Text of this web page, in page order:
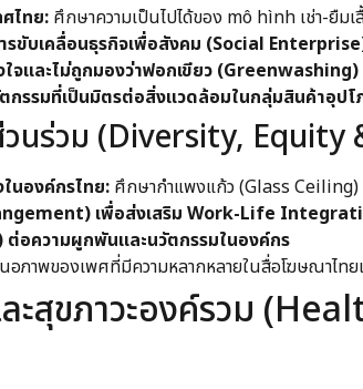
ไทย: ศึกษาความเป็นไปได้ของ mô hình เช่า-ยืม
บเคลื่อนธุรกิจเพื่อสังคม (Social
จและไม่ถูกมองว่าฟอกเขียว (Greenwashing)
รรมที่เป็นมิตรต่อสิ่งแวดล้อมในกลุ่มสินค้าอุปโ
วนร่วม (Diversity,
นองค์กรไทย: ศึกษากำแพงแก้ว (Glass Ceiling)
เพื่อส่งเสริม Work-Life
อความผูกพันและนวัตกรรมในองค์กร
สนอภาพของเพศที่มีความหลากหลายในสื่อโฆษณา
สุขภาวะองค์รวม